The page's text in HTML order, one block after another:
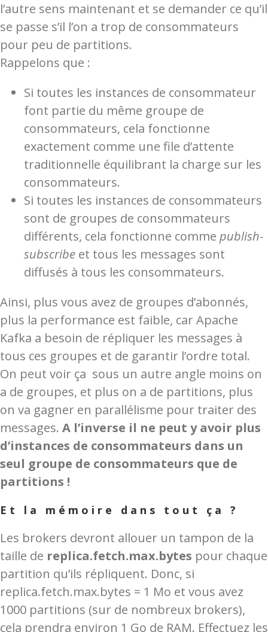
l’autre sens maintenant et se demander ce qu’il
se passe s’il l’on a trop de consommateurs
pour peu de partitions.
Rappelons que :
Si toutes les instances de consommateur
font partie du même groupe de
consommateurs, cela fonctionne
exactement comme une file d’attente
traditionnelle équilibrant la charge sur les
consommateurs.
Si toutes les instances de consommateurs
sont de groupes de consommateurs
différents, cela fonctionne comme publish-
subscribe et tous les messages sont
diffusés à tous les consommateurs.
Ainsi, plus vous avez de groupes d’abonnés,
plus la performance est faible, car Apache
Kafka a besoin de répliquer les messages à
tous ces groupes et de garantir l’ordre total.
On peut voir ça sous un autre angle moins on
a de groupes, et plus on a de partitions, plus
on va gagner en parallélisme pour traiter des
messages. A l’inverse il ne peut y avoir plus
d’instances de consommateurs dans un
seul groupe de consommateurs que de
partitions !
Et la mémoire dans tout ça ?
Les brokers devront allouer un tampon de la
taille de replica.fetch.max.bytes pour chaque
partition qu’ils répliquent. Donc, si
replica.fetch.max.bytes = 1 Mo et vous avez
1000 partitions (sur de nombreux brokers),
cela prendra environ 1 Go de RAM. Effectuez les